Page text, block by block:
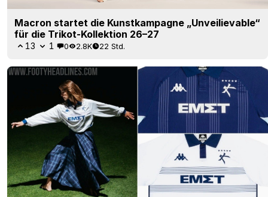
Macron startet die Kunstkampagne „Unveilievable“
für die Trikot-Kollektion 26–27
13 1 0 2.8K 22 Std.